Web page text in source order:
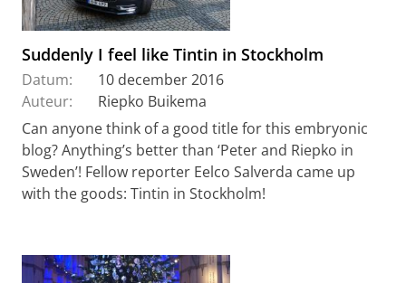
Suddenly I feel like Tintin in Stockholm
Datum:
10 december 2016
Auteur:
Riepko Buikema
Can anyone think of a good title for this embryonic
blog? Anything’s better than ‘Peter and Riepko in
Sweden’! Fellow reporter Eelco Salverda came up
with the goods: Tintin in Stockholm!